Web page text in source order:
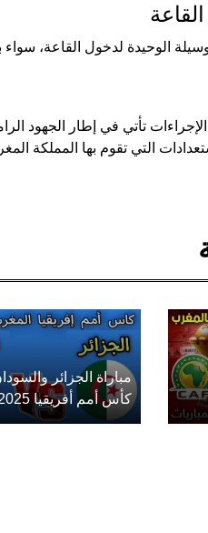
الوحيدة لدخول القاعة، سواء
تأتي في إطار الجهود
التي تقوم بها المملكة
مباراة الجزائر
كأس أمم أفريقيا 2025